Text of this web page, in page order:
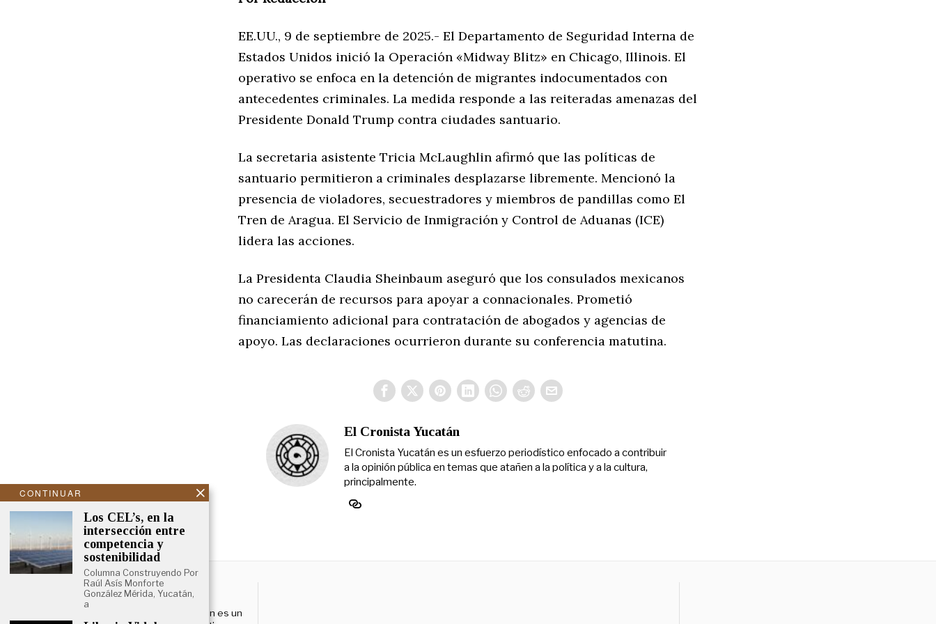
EE.UU., 9 de septiembre de 2025.- El Departamento de Seguridad Interna de
Estados Unidos inició la Operación «Midway Blitz» en Chicago, Illinois. El
operativo se enfoca en la detención de migrantes indocumentados con
antecedentes criminales. La medida responde a las reiteradas amenazas del
Presidente Donald Trump contra ciudades santuario.
La secretaria asistente Tricia McLaughlin afirmó que las políticas de
santuario permitieron a criminales desplazarse libremente. Mencionó la
presencia de violadores, secuestradores y miembros de pandillas como El
Tren de Aragua. El Servicio de Inmigración y Control de Aduanas (ICE)
lidera las acciones.
La Presidenta Claudia Sheinbaum aseguró que los consulados mexicanos
no carecerán de recursos para apoyar a connacionales. Prometió
financiamiento adicional para contratación de abogados y agencias de
apoyo. Las declaraciones ocurrieron durante su conferencia matutina.
El Cronista Yucatán
El Cronista Yucatán es un esfuerzo periodístico enfocado a contribuir
a la opinión pública en temas que atañen a la política y a la cultura,
principalmente.
NOSOTROS
El Cronista Yucatán es un
CONTINUAR
Los CEL’s, en la
intersección entre
competencia y
sostenibilidad
Columna Construyendo Por
Raúl Asís Monforte
González Mérida, Yucatán,
a